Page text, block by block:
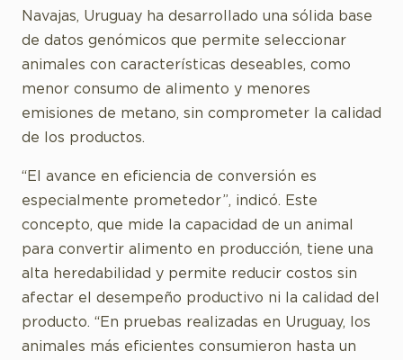
Navajas, Uruguay ha desarrollado una sólida base
de datos genómicos que permite seleccionar
animales con características deseables, como
menor consumo de alimento y menores
emisiones de metano, sin comprometer la calidad
de los productos.
“El avance en eficiencia de conversión es
especialmente prometedor”, indicó. Este
concepto, que mide la capacidad de un animal
para convertir alimento en producción, tiene una
alta heredabilidad y permite reducir costos sin
afectar el desempeño productivo ni la calidad del
producto. “En pruebas realizadas en Uruguay, los
animales más eficientes consumieron hasta un